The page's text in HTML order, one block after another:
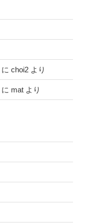
に choi2 より
に mat より